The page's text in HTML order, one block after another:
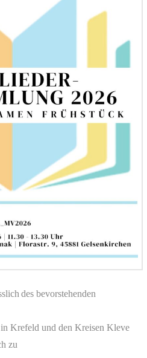
des bevorstehenden
Krefeld und den Kreisen Kleve
zu